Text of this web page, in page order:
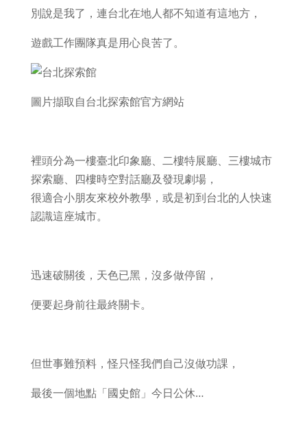
別說是我了，連台北在地人都不知道有這地方，
遊戲工作團隊真是用心良苦了。
圖片擷取自台北探索館官方網站
裡頭分為一樓臺北印象廳、二樓特展廳、三樓城市
探索廳、四樓時空對話廳及發現劇場，
很適合小朋友來校外教學，或是初到台北的人快速
認識這座城市。
迅速破關後，天色已黑，沒多做停留，
便要起身前往最終關卡。
但世事難預料，怪只怪我們自己沒做功課，
最後一個地點「國史館」今日公休…